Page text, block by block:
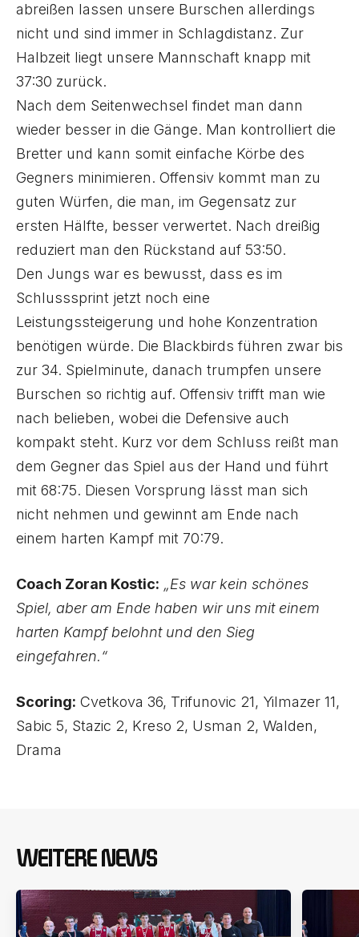
abreißen lassen unsere Burschen allerdings
nicht und sind immer in Schlagdistanz. Zur
Halbzeit liegt unsere Mannschaft knapp mit
37:30 zurück.
Nach dem Seitenwechsel findet man dann
wieder besser in die Gänge. Man kontrolliert die
Bretter und kann somit einfache Körbe des
Gegners minimieren. Offensiv kommt man zu
guten Würfen, die man, im Gegensatz zur
ersten Hälfte, besser verwertet. Nach dreißig
reduziert man den Rückstand auf 53:50.
Den Jungs war es bewusst, dass es im
Schlusssprint jetzt noch eine
Leistungssteigerung und hohe Konzentration
benötigen würde. Die Blackbirds führen zwar bis
zur 34. Spielminute, danach trumpfen unsere
Burschen so richtig auf. Offensiv trifft man wie
nach belieben, wobei die Defensive auch
kompakt steht. Kurz vor dem Schluss reißt man
dem Gegner das Spiel aus der Hand und führt
mit 68:75. Diesen Vorsprung lässt man sich
nicht nehmen und gewinnt am Ende nach
einem harten Kampf mit 70:79.
Coach Zoran Kostic: „Es war kein schönes
Spiel, aber am Ende haben wir uns mit einem
harten Kampf belohnt und den Sieg
eingefahren.“
Scoring: Cvetkova 36, Trifunovic 21, Yilmazer 11,
Sabic 5, Stazic 2, Kreso 2, Usman 2, Walden,
Drama
WEITERE NEWS